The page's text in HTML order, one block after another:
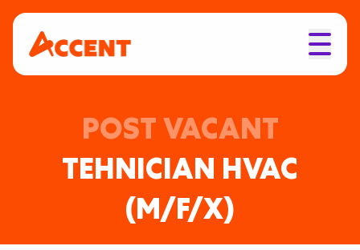
POST VACANT
TEHNICIAN HVAC
(M/F/X)